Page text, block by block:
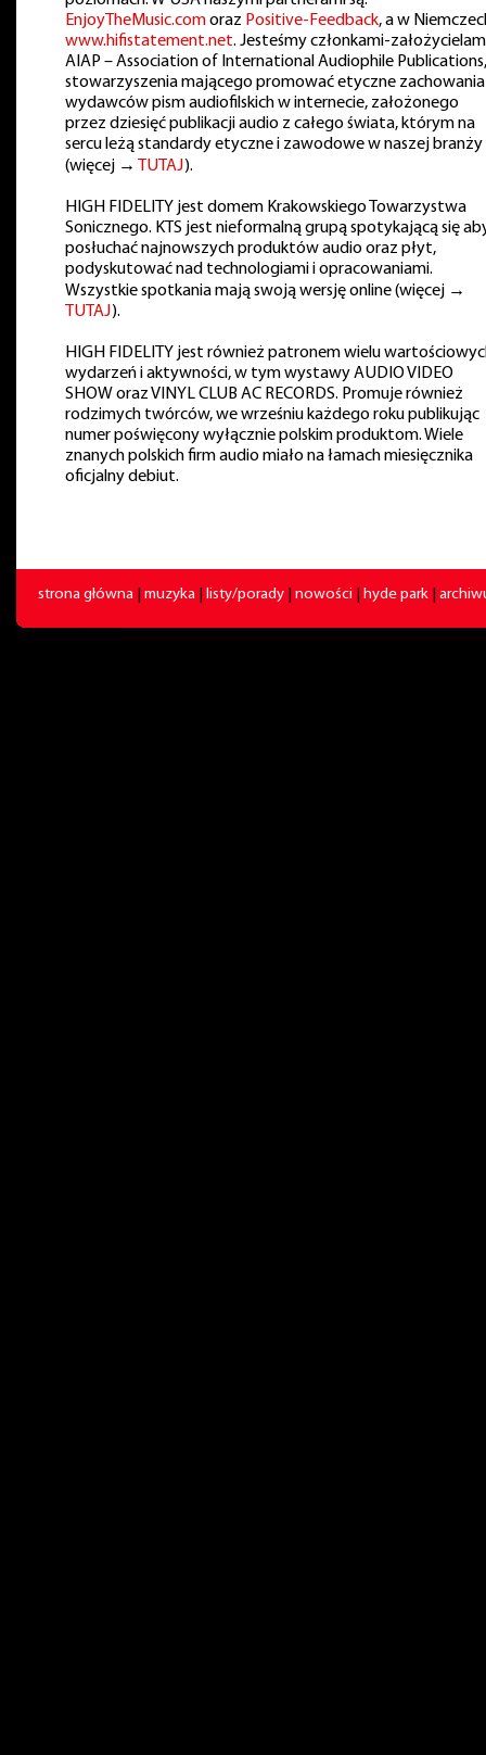
EnjoyTheMusic.comoraz Positive-Feedback, a w
www.hifistatement.net. Jesteśmy członkami-
AIAP – Association of International Audiophile Publications,
stowarzyszenia mającego promować etyczne zachowania
wydawców pism audiofilskich w internecie, założonego
przez dziesięć publikacji audio z całego świata, którym na
sercu leżą standardy etyczne i zawodowe w naszej branży
(więcej →
TUTAJ).
HIGH FIDELITY jest domem Krakowskiego Towarzystwa
Sonicznego. KTS jest nieformalną grupą spotykającą się
posłuchać najnowszych produktów audio oraz płyt,
podyskutować nad technologiami i opracowaniami.
Wszystkie spotkania mają swoją wersję online (więcej →
TUTAJ).
HIGH FIDELITY jest również patronem wielu
wydarzeń i aktywności, w tym wystawy AUDIO VIDEO
SHOW oraz VINYL CLUB AC RECORDS. Promuje również
rodzimych twórców, we wrześniu każdego roku publikując
numer poświęcony wyłącznie polskim produktom. Wiele
znanych polskich firm audio miało na łamach miesięcznika
oficjalny debiut.
strona główna muzyka listy/porady nowości hyde park